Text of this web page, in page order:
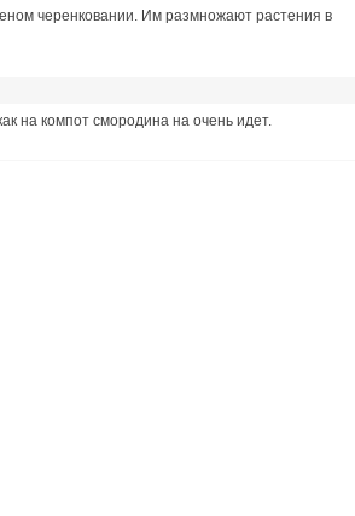
черенковании. Им размножают растения в
на компот смородина на очень идет.